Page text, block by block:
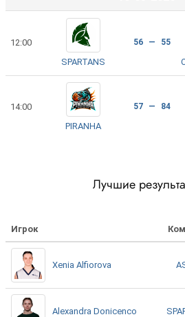
12:00
SPARTANS
56 — 55
14:00
PIRANHA
57 — 84
Лучшие
Игрок
Xenia Alfiorova
Alexandra Donicenco